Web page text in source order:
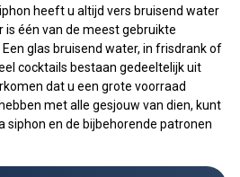
heeft u altijd vers bruisend water
is één van de meest gebruikte
glas bruisend water, in frisdrank of
cocktails bestaan gedeeltelijk uit
dat u een grote voorraad
met alle gesjouw van dien, kunt
siphon en de bijbehorende patronen